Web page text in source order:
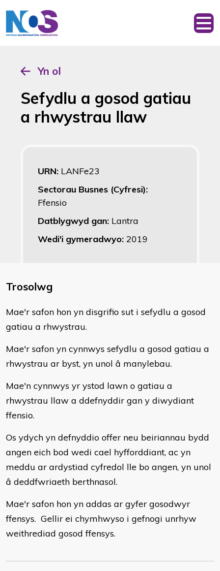
Yn ol
Sefydlu a gosod gatiau
a rhwystrau llaw
URN: LANFe23
Sectorau Busnes (Cyfresi):
Ffensio
Datblygwyd gan: Lantra
Wedi'i gymeradwyo: 2019
Trosolwg
​Mae'r safon hon yn disgrifio sut i sefydlu a gosod
gatiau a rhwystrau.
Mae'r safon yn cynnwys sefydlu a gosod gatiau a
rhwystrau ar byst, yn unol â manylebau.
Mae'n cynnwys yr ystod lawn o gatiau a
rhwystrau llaw a ddefnyddir gan y diwydiant
ffensio.
Os ydych yn defnyddio offer neu beiriannau bydd
angen eich bod wedi cael hyfforddiant, ac yn
meddu ar ardystiad cyfredol lle bo angen, yn unol
â deddfwriaeth berthnasol.
Mae'r safon hon yn addas ar gyfer gosodwyr
ffensys. Gellir ei chymhwyso i gefnogi unrhyw
weithrediad gosod ffensys.